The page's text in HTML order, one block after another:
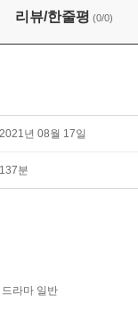
마스터링 (1Disc)
리뷰/한줄평 (0/0)
2021년 08월 17일
137분
드라마 일반